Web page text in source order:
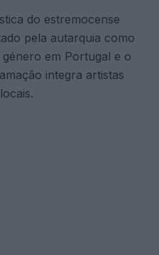
do estremocense
pela autarquia como
em Portugal e o
integra artistas